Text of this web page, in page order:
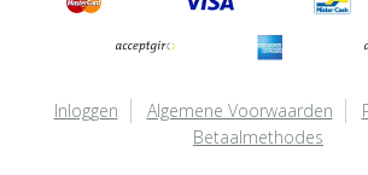
Inloggen Algemene Voorwaarden
Betaalmethodes